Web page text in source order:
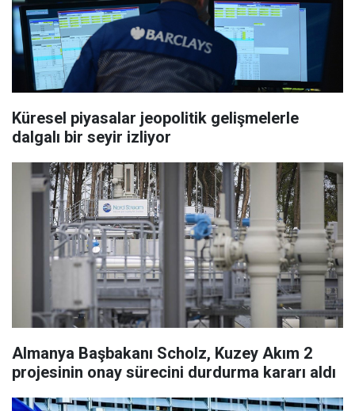
Küresel piyasalar jeopolitik gelişmelerle
dalgalı bir seyir izliyor
Almanya Başbakanı Scholz, Kuzey Akım 2
projesinin onay sürecini durdurma kararı aldı